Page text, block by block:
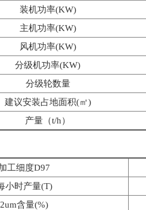
装机功率(KW)
主机功率(KW)
风机功率(KW)
分级机功率(KW)
分级轮数量
建议安装占地面积(㎡)
产量（t/h）
工细度D97
小时产量(T)
2um含量(%)